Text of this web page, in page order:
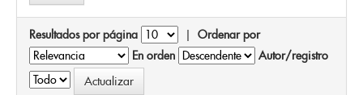
Resultados por página | Ordenar por
En orden
Autor/registro